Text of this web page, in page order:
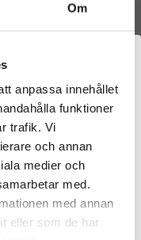
Om
anpassa innehållet
funktioner
trafik. Vi
och annan
medier och
med.
med annan
eller som de har
| Flitiga Lisa vita
40 cm
299kr
Lägg till i
varukorg
justera ditt val